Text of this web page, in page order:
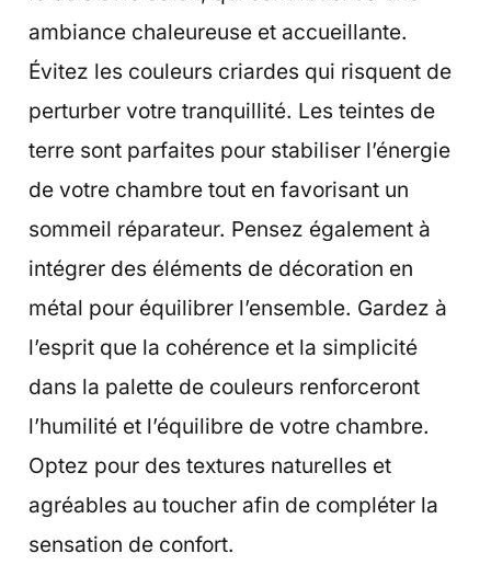
ambiance chaleureuse et accueillante.
Évitez les couleurs criardes qui risquent de
perturber votre tranquillité. Les teintes de
terre sont parfaites pour stabiliser l’énergie
de votre chambre tout en favorisant un
sommeil réparateur. Pensez également à
intégrer des éléments de décoration en
métal pour équilibrer l’ensemble. Gardez à
l’esprit que la cohérence et la simplicité
dans la palette de couleurs renforceront
l’humilité et l’équilibre de votre chambre.
Optez pour des textures naturelles et
agréables au toucher afin de compléter la
sensation de confort.